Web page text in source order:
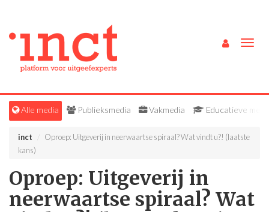
Alle media Publieksmedia Vakmedia Educatieve
inct
Oproep: Uitgeverij in neerwaartse spiraal? Wat vindt u?! (laatste
kans)
Oproep: Uitgeverij in
neerwaartse spiraal? Wat